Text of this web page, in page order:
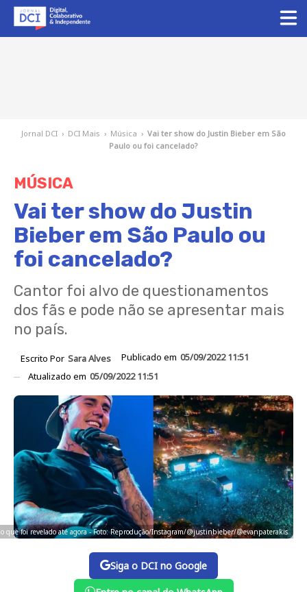
Jornal DCI › DCI Mais › Música › Vai ter show do Justin Bieber em São
Paulo ou foi cancelado?
MÚSICA
Vai ter show do Justin
Bieber em São Paulo ou
foi cancelado?
Cantor foi alvo de questionamentos
dos fãs e pode não se apresentar mais
no país.
Escrito Por Sara Alves Publicado em 05/09/2022 11:51
Atualizado em 05/09/2022 11:51
que foi revelado até agora - Foto: Reprodução/Instagram/@justinbieber/@evanpaterakis
Siga o DCI no Google